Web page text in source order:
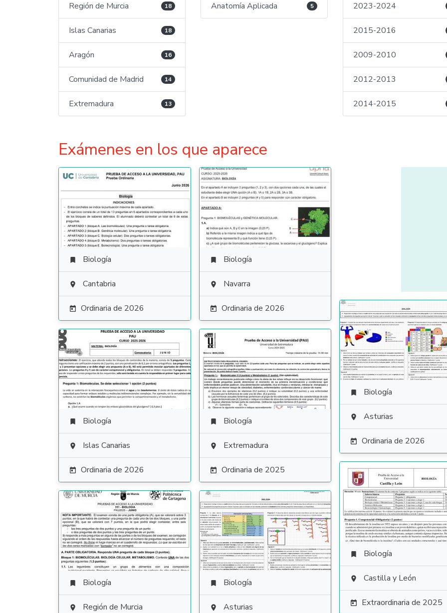
Región de Murcia 18
Islas Canarias 18
Aragón 16
Comunidad de Madrid 14
Extremadura 13
Anatomía Aplicada 5 2023-2024
2015-2016
2009-2010
2012-2013
2014-2015
Exámenes en los que aparece
 Biología
 Cantabria
 Ordinaria de 2026
 Biología
 Navarra
 Ordinaria de 2026
 Biología
 Asturias
 Ordinaria de 2026
 Biología
 Islas Canarias
 Ordinaria de 2026
 Biología
 Extremadura
 Ordinaria de 2025
 Biología
 Castilla y León
 Extraordinaria de 2025
 Biología
 Región de Murcia
 Biología
 Asturias